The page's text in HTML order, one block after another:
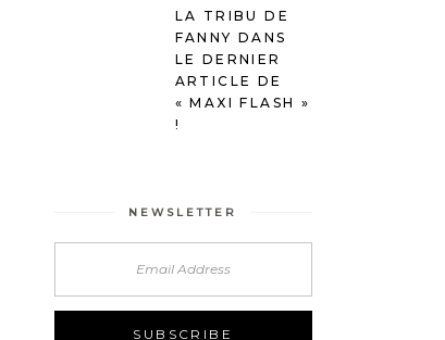
LA TRIBU DE
FANNY DANS
LE DERNIER
ARTICLE DE
« MAXI FLASH »
!
NEWSLETTER